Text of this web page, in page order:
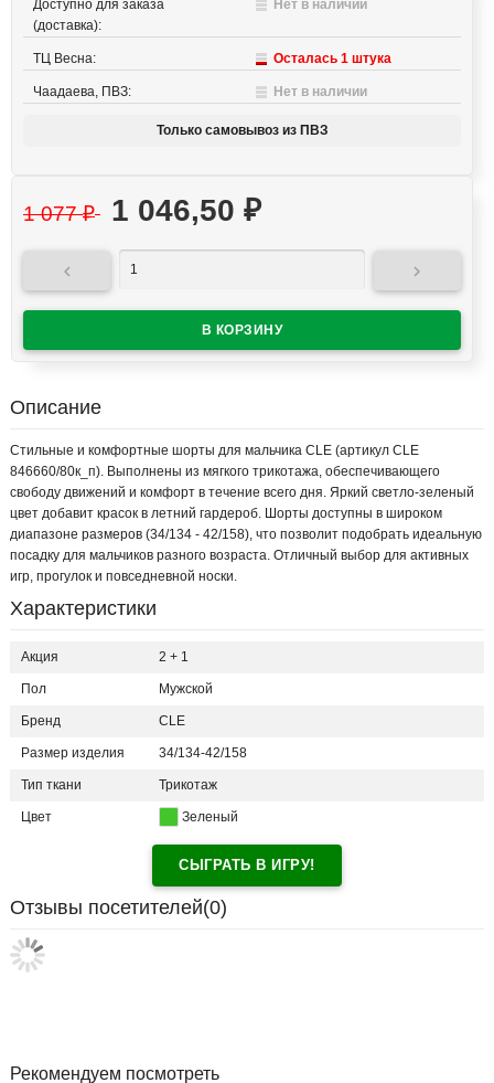
Доступно для заказа
(доставка):
Нет в наличии
ТЦ Весна: Осталась 1 штука
Чаадаева, ПВЗ: Нет в наличии
Только самовывоз из ПВЗ
1 077₽ 1 046,50 ₽
 
Описание
Стильные и комфортные шорты для мальчика CLE (артикул CLE
846660/80к_п). Выполнены из мягкого трикотажа, обеспечивающего
свободу движений и комфорт в течение всего дня. Яркий светло-зеленый
цвет добавит красок в летний гардероб. Шорты доступны в широком
диапазоне размеров (34/134 - 42/158), что позволит подобрать идеальную
посадку для мальчиков разного возраста. Отличный выбор для активных
игр, прогулок и повседневной носки.
Характеристики
Акция 2 + 1
Пол Мужской
Бренд CLE
Размер изделия 34/134-42/158
Тип ткани Трикотаж
Цвет Зеленый
СЫГРАТЬ В ИГРУ!
Отзывы посетителей(0)
Рекомендуем посмотреть